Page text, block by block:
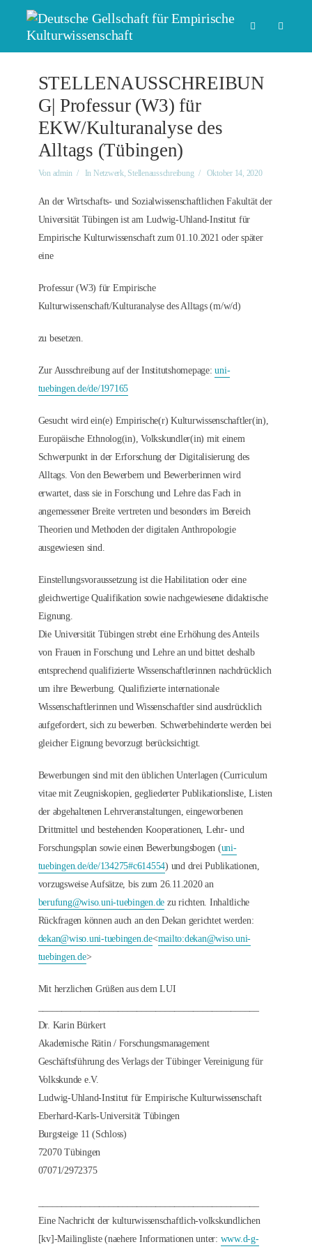
STELLENAUSSCHREIBUN
G| Professur (W3) für
EKW/Kulturanalyse des
Alltags (Tübingen)
Von admin In Netzwerk, Stellenausschreibung Oktober 14, 2020
An der Wirtschafts- und Sozialwissenschaftlichen Fakultät der
Universität Tübingen ist am Ludwig-Uhland-Institut für
Empirische Kulturwissenschaft zum 01.10.2021 oder später
eine
Professur (W3) für Empirische
Kulturwissenschaft/Kulturanalyse des Alltags (m/w/d)
zu besetzen.
Zur Ausschreibung auf der Institutshomepage:uni-
tuebingen.de/de/197165
Gesucht wird ein(e) Empirische(r) Kulturwissenschaftler(in),
Europäische Ethnolog(in), Volkskundler(in) mit einem
Schwerpunkt in der Erforschung der Digitalisierung des
Alltags. Von den Bewerbern und Bewerberinnen wird
erwartet, dass sie in Forschung und Lehre das Fach in
angemessener Breite vertreten und besonders im Bereich
Theorien und Methoden der digitalen Anthropologie
ausgewiesen sind.
Einstellungsvoraussetzung ist die Habilitation oder eine
gleichwertige Qualifikation sowie nachgewiesene didaktische
Eignung.
Die Universität Tübingen strebt eine Erhöhung des Anteils
von Frauen in Forschung und Lehre an und bittet deshalb
entsprechend qualifizierte Wissenschaftlerinnen nachdrücklich
um ihre Bewerbung. Qualifizierte internationale
Wissenschaftlerinnen und Wissenschaftler sind ausdrücklich
aufgefordert, sich zu bewerben. Schwerbehinderte werden bei
gleicher Eignung bevorzugt berücksichtigt.
Bewerbungen sind mit den üblichen Unterlagen (Curriculum
vitae mit Zeugniskopien, gegliederter Publikationsliste, Listen
der abgehaltenen Lehrveranstaltungen, eingeworbenen
Drittmittel und bestehenden Kooperationen, Lehr- und
Forschungsplan sowie einen Bewerbungsbogen (uni-
tuebingen.de/de/134275#c614554) und drei Publikationen,
vorzugsweise Aufsätze, bis zum 26.11.2020 an
berufung@wiso.uni-tuebingen.de zu richten. Inhaltliche
Rückfragen können auch an den Dekan gerichtet werden:
dekan@wiso.uni-tuebingen.de<mailto:dekan@wiso.uni-
tuebingen.de>
Mit herzlichen Grüßen aus dem LUI
Dr. Karin Bürkert
Akademische Rätin / Forschungsmanagement
Geschäftsführung des Verlags der Tübinger Vereinigung für
Volkskunde e.V.
Ludwig-Uhland-Institut für Empirische Kulturwissenschaft
Eberhard-Karls-Universität Tübingen
Burgsteige 11 (Schloss)
72070 Tübingen
07071/2972375
Eine Nachricht der kulturwissenschaftlich-volkskundlichen
[kv]-Mailingliste (naehere Informationen unter: www.d-g-